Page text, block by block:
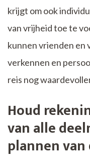
krijgt om ook
van vrijheid toe te
kunnen vrienden en
verkennen en
reis nog
Houd
van alle
plannen van